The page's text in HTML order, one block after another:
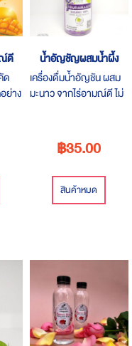
ณ์ดี
ด
ย่าง
น้ำอัญชัญผสมน้ำผึ้ง
เครื่องดื่มน้ำอัญชัน ผสม
มะนาว จากไร่อามณ์ดี ไม่
สายตา ตาฝ้าฟาง ตาแฉะ
โรคต้อกระจก
฿35.00
สินค้าหมด